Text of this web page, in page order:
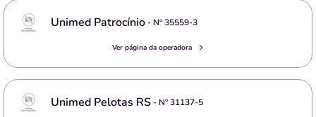
Unimed Patrocínio- Nº35559-3
Ver página da operadora
Unimed Pelotas RS- Nº31137-5